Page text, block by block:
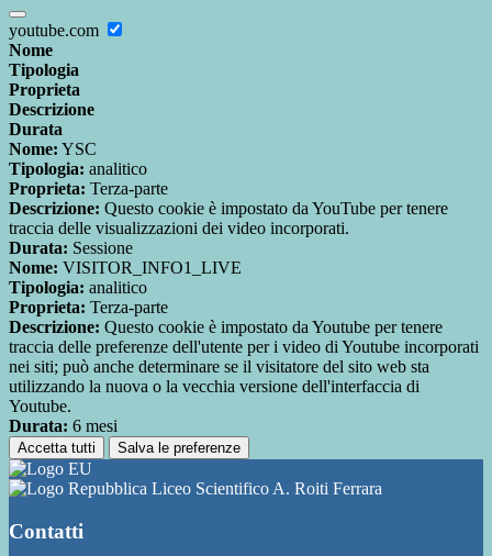
youtube.com
Nome
Tipologia
Proprieta
Descrizione
Durata
Nome: YSC
Tipologia: analitico
Proprieta: Terza-parte
Descrizione: Questo cookie è impostato da YouTube per tenere
traccia delle visualizzazioni dei video incorporati.
Durata: Sessione
Nome: VISITOR_INFO1_LIVE
Tipologia: analitico
Proprieta: Terza-parte
Descrizione: Questo cookie è impostato da Youtube per tenere
traccia delle preferenze dell'utente per i video di Youtube incorporati
nei siti; può anche determinare se il visitatore del sito web sta
utilizzando la nuova o la vecchia versione dell'interfaccia di
Youtube.
Durata: 6 mesi
Accetta tutti Salva le preferenze
Liceo Scientifico A. Roiti Ferrara
Contatti